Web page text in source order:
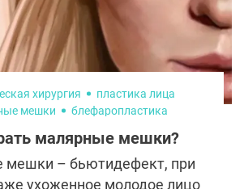
хирургия
пластика лица
мешки
блефаропластика
малярные мешки?
мешки – бьютидефект, при
ухоженное молодое лицо